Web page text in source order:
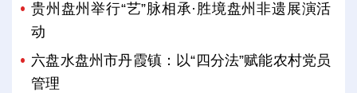
贵州盘州举行“艺”脉相承·胜境盘州非遗展演活
动
六盘水盘州市丹霞镇：以“四分法”赋能农村党员
管理